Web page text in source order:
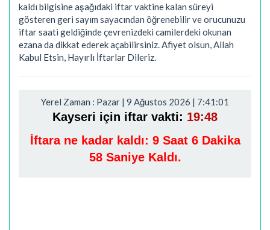
kaldı bilgisine aşağıdaki iftar vaktine kalan süreyi
gösteren geri sayım sayacından öğrenebilir ve orucunuzu
iftar saati geldiğinde çevrenizdeki camilerdeki okunan
ezana da dikkat ederek açabilirsiniz. Afiyet olsun, Allah
Kabul Etsin, Hayırlı İftarlar Dileriz.
Yerel Zaman : Pazar | 9 Ağustos 2026 | 7:41:02
Kayseri için iftar vakti: 19:48
İftara ne kadar kaldı: 9 Saat 6 Dakika
57 Saniye Kaldı.